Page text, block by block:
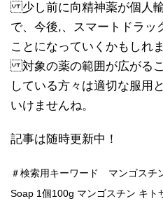
少し前に向精神薬が個人
で、今後,、スマートドラッ
ことになっていくかもしれま
対象の薬の範囲が広がる
している方々は適切な服用
いけませんね。
記事は随時更新中！
＃検索用キーワード マンゴスチ
Soap 1個100g マンゴスチン キ